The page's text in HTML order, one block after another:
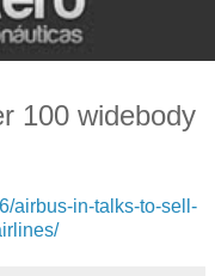
100 widebody
airbus-in-talks-to-sell-